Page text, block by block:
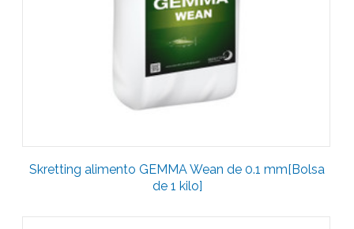
Skretting alimento GEMMA Wean de 0.1 mm[Bolsa
de 1 kilo]